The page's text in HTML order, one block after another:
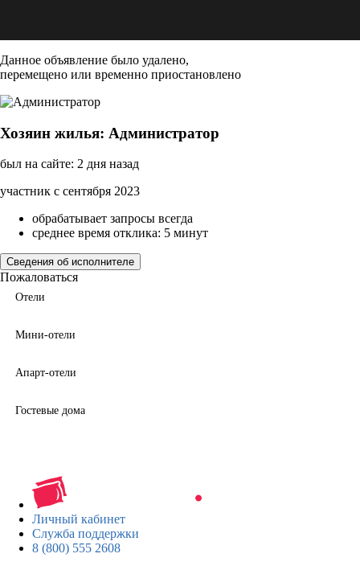
Данное объявление было удалено,
перемещено или временно приостановлено
Хозяин жилья: Администратор
был на сайте: 2 дня назад
участник с сентября 2023
обрабатывает запросы всегда
среднее время отклика: 5 минут
Сведения об исполнителе
Пожаловаться
Отели
Мини-отели
Апарт-отели
Гостевые дома
Личный кабинет
Служба поддержки
8 (800) 555 2608